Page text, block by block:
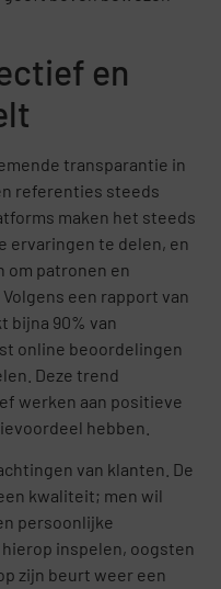
en
transparantie in
referenties steeds
maken het steeds
ervaringen te delen, en
om patronen en
een rapport van
bijna 90% van
online beoordelingen
Deze trend
werken aan positieve
hebben.
van klanten. De
kwaliteit; men wil
persoonlijke
inspelen, oogsten
zijn beurt weer een